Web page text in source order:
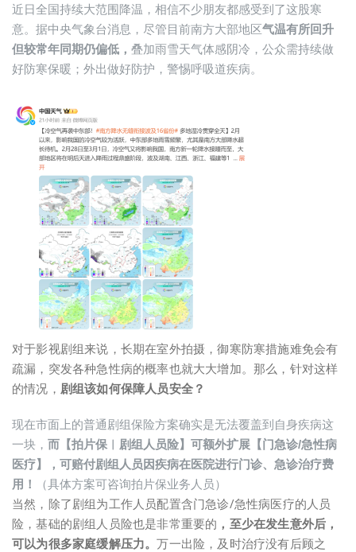
近日全国持续大范围降温，相信不少朋友都感受到了这股寒
意。据中央气象台消息，尽管目前南方大部地区气温有所回升
但较常年同期仍偏低， 叠加雨雪天气体感阴冷，公众需持续做
好防寒保暖；外出做好防护，警惕呼吸道疾病。
对于影视剧组来说，长期在室外拍摄，御寒防寒措施难免会有
疏漏，突发各种急性病的概率也就大大增加。那么，针对这样
的情况， 剧组该如何保障人员安全？
现在市面上的普通剧组保险方案确实是无法覆盖到自身疾病这
一块， 而【拍片保︱剧组人员险】可额外扩展【门急诊/急性病
医疗】，可赔付剧组人员因疾病在医院进行门诊、急诊治疗费
用！
（具体方案可咨询拍片保业务人员）
当然，除了剧组为工作人员配置含门急诊/急性病医疗的人员
险，基础的剧组人员险也是非常重要的 ，至少在发生意外后，
可以为很多家庭缓解压力。万一出险，及时治疗没有后顾之